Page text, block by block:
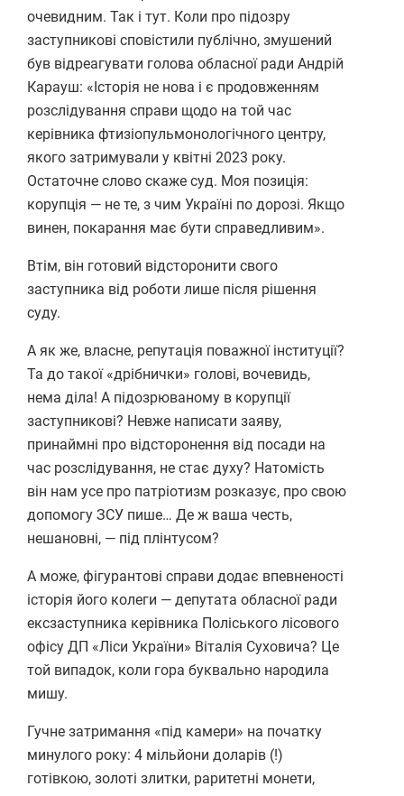
очевидним. Так і тут. Коли про підозру
заступникові сповістили публічно, змушений
був відреагувати голова обласної ради Андрій
Карауш: «Історія не нова і є продовженням
розслідування справи щодо на той час
керівника фтизіопульмонологічного центру,
якого затримували у квітні 2023 року.
Остаточне слово скаже суд. Моя позиція:
корупція — не те, з чим Україні по дорозі. Якщо
винен, покарання має бути справедливим».
Втім, він готовий відсторонити свого
заступника від роботи лише після рішення
суду.
А як же, власне, репутація поважної інституції?
Та до такої «дрібнички» голові, вочевидь,
нема діла! А підозрюваному в корупції
заступникові? Невже написати заяву,
принаймні про відсторонення від посади на
час розслідування, не стає духу? Натомість
він нам усе про патріотизм розказує, про свою
допомогу ЗСУ пише… Де ж ваша честь,
нешановні, — під плінтусом?
А може, фігурантові справи додає впевненості
історія його колеги — депутата обласної ради
ексзаступника керівника Поліського лісового
офісу ДП «Ліси України» Віталія Суховича? Це
той випадок, коли гора буквально народила
мишу.
Гучне затримання «під камери» на початку
минулого року: 4 мільйони доларів (!)
готівкою, золоті злитки, раритетні монети,